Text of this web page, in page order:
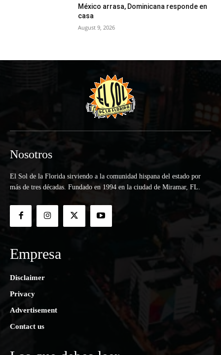
México arrasa, Dominicana responde en
casa
August 9, 2026
Nosotros
El Sol de la Florida sirviendo a la comunidad hispana del estado por
más de tres décadas. Fundado en 1994 en la ciudad de Miramar, FL.
Empresa
Disclaimer
Privacy
Advertisement
Contact us